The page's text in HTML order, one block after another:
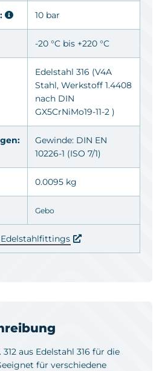
aus Edelstahl 316 für die
für verschiedene
10 bar
-20 °C bis +220 °C
Edelstahl 316 (V4A
Stahl, Werkstoff 1.4408
nach DIN
GX5CrNiMo19-11-2 )
Gewinde: DIN EN
10226-1 (ISO 7/1)
0.0095 kg
Gebo